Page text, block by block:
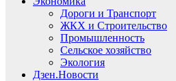
Дороги и Транспорт
ЖКХ и Строительство
Промышленность
Сельское хозяйство
Экология
Дзен.Новости